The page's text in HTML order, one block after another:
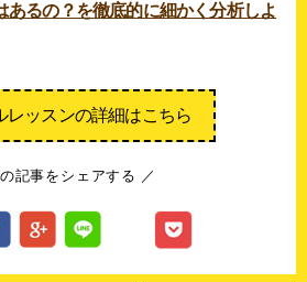
あるの？を徹底的に細かく分析しよ
レッスンの詳細はこちら
記事をシェアする ／